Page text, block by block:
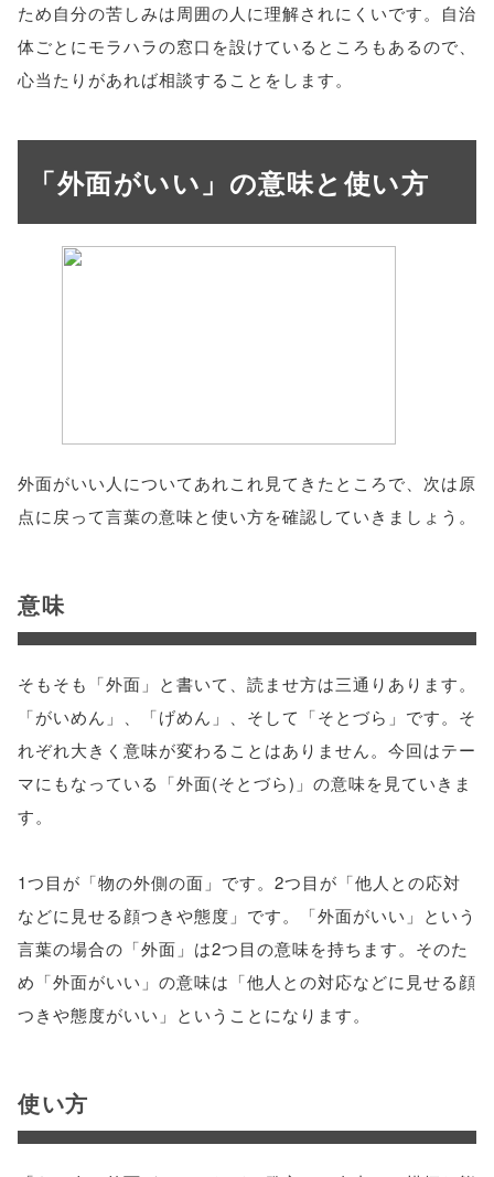
ため自分の苦しみは周囲の人に理解されにくいです。自治
体ごとにモラハラの窓口を設けているところもあるので、
心当たりがあれば相談することをします。
「外面がいい」の意味と使い方
外面がいい人についてあれこれ見てきたところで、次は原
点に戻って言葉の意味と使い方を確認していきましょう。
意味
そもそも「外面」と書いて、読ませ方は三通りあります。
「がいめん」、「げめん」、そして「そとづら」です。そ
れぞれ大きく意味が変わることはありません。今回はテー
マにもなっている「外面(そとづら)」の意味を見ていきま
す。
1つ目が「物の外側の面」です。2つ目が「他人との応対
などに見せる顔つきや態度」です。「外面がいい」という
言葉の場合の「外面」は2つ目の意味を持ちます。そのた
め「外面がいい」の意味は「他人との対応などに見せる顔
つきや態度がいい」ということになります。
使い方